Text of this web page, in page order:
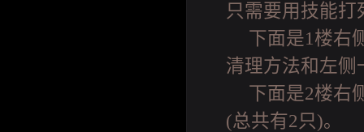
只需要用技能打
下面是1楼右
清理方法和左侧
下面是2楼右
(总共有2只)。